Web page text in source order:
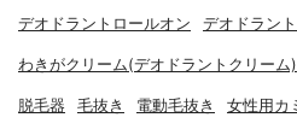
デオドラントロールオン デオドラン
わきがクリーム(デオドラントクリーム)
脱毛器 毛抜き 電動毛抜き 女性用カ